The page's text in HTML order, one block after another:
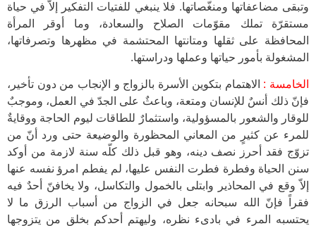
وتبقى مضاعفاتها ومنغّصاتها. فلا ينبغي للفتيات التفكير إلاّ في حياة
مستقرّة تملك مقوّمات الصلاح والسعادة، وما أوقر المرأة
المحافظة على ثقلها ومتانتها المحتشمة في مظهرها وتصرفاتها،
المشغولة بأمور حياتها وعملها ودراستها.
الخامسة : الاهتمام بتكوين الأسرة بالزواج و الإنجاب من دون تأخير،
فإنّ ذلك أنسٌ للإنسان ومتعة، وباعثٌ على الجدّ في العمل، وموجبٌ
للوقار والشعور بالمسؤولية، واستثمارٌ للطاقات ليوم الحاجة ووقايةٌ
للمرء عن كثيرٍ من المعاني المحظورة والوضيعة حتى ورد أنّ من
تزوّج فقد أحرز نصف دينه، وهو قبل ذلك كلّه سنة لازمة من أوكد
سنن الحياة وفطرة فطرت النفس عليها، لم يفطم امرؤ نفسه عنها
إلاّ وقع في المحاذير وابتلى بالخمول والتكاسل، ولا يخافنّ أحدٌ فيه
فقراً فإنّ الله سبحانه جعل في الزواج من أسباب الرزق ما لا
يحتسبه المرء في بادىء نظره، وليهتم أحدكم بخلق من يتزوجها